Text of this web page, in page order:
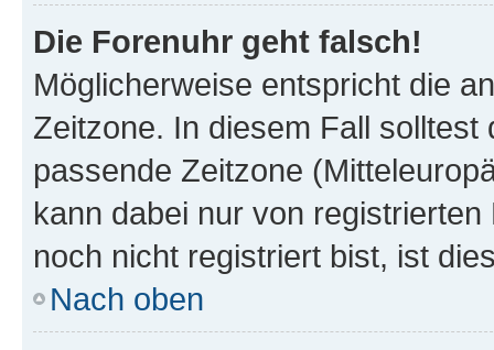
Die Forenuhr geht falsch!
Möglicherweise entspricht die
Zeitzone. In diesem Fall solltest
passende Zeitzone
kann dabei nur von
noch nicht registriert bist, ist
Nach oben